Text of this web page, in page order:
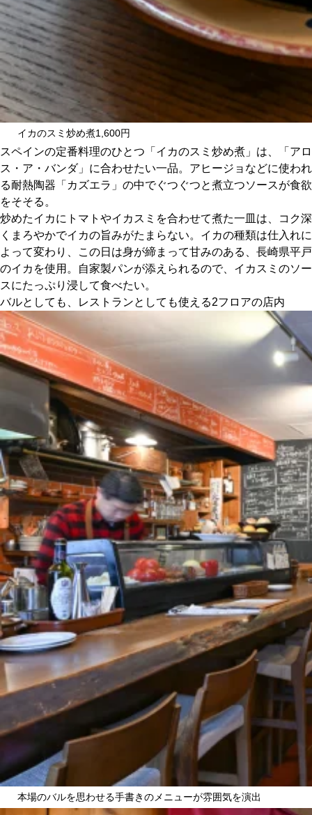
イカのスミ炒め煮1,600円
スペインの定番料理のひとつ「イカのスミ炒め煮」は、「アロ
ス・ア・バンダ」に合わせたい一品。アヒージョなどに使われ
る耐熱陶器「カズエラ」の中でぐつぐつと煮立つソースが食欲
をそそる。
炒めたイカにトマトやイカスミを合わせて煮た一皿は、コク深
くまろやかでイカの旨みがたまらない。イカの種類は仕入れに
よって変わり、この日は身が締まって甘みのある、長崎県平戸
のイカを使用。自家製パンが添えられるので、イカスミのソー
スにたっぷり浸して食べたい。
バルとしても、レストランとしても使える2フロアの店内
本場のバルを思わせる手書きのメニューが雰囲気を演出